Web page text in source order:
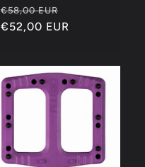
Prezzo
di
€58,00 EUR
scontato
€52,00 EUR